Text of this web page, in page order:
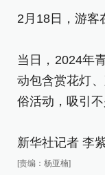
2月18日，游客
当日，2024年
动包含赏花灯
俗活动，吸引
新华社记者 李
[责编：杨亚楠]